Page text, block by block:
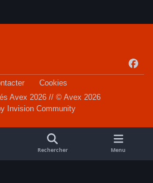
a
o
k
Cookies
Avex 2026 // © Avex 2026
Invision Community
Rechercher Menu